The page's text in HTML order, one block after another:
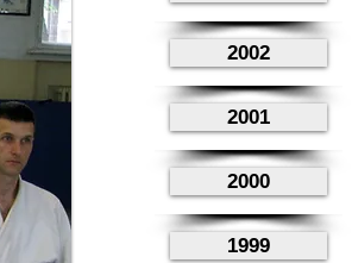
2002
2001
2000
1999